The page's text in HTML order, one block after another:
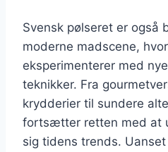
Svensk pølseret er også
moderne madscene,
eksperimenterer med
teknikker. Fra
krydderier til sundere
fortsætter retten med at
sig tidens trends.